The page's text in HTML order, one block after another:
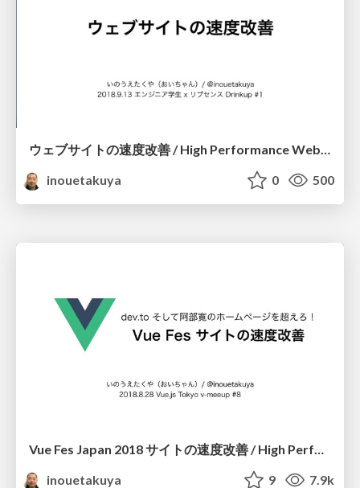
ウェブサイトの速度改善 / High Performance Website
inouetakuya
0 500
Vue Fes Japan 2018 サイトの速度改善 / High Performance Vue Fes Japan Site
inouetakuya
9 7.9k